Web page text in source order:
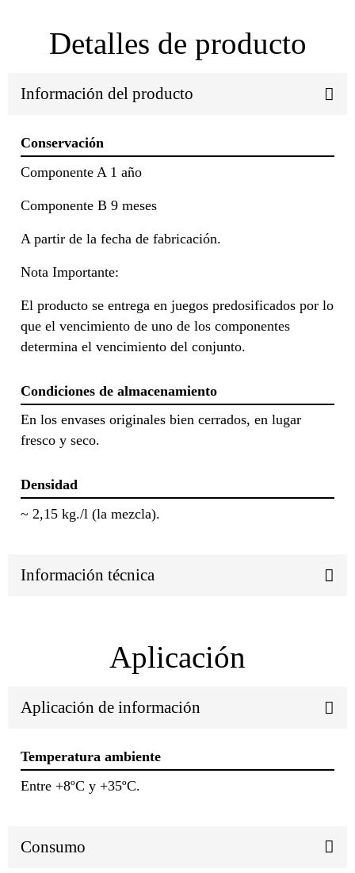
Detalles de producto
Información del producto
Conservación
Componente A 1 año
Componente B 9 meses
A partir de la fecha de fabricación.
Nota Importante:
El producto se entrega en juegos predosificados por lo
que el vencimiento de uno de los componentes
determina el vencimiento del conjunto.
Condiciones de almacenamiento
En los envases originales bien cerrados, en lugar
fresco y seco.
Densidad
~ 2,15 kg./l (la mezcla).
Información técnica
Aplicación
Aplicación de información
Temperatura ambiente
Entre +8ºC y +35ºC.
Consumo